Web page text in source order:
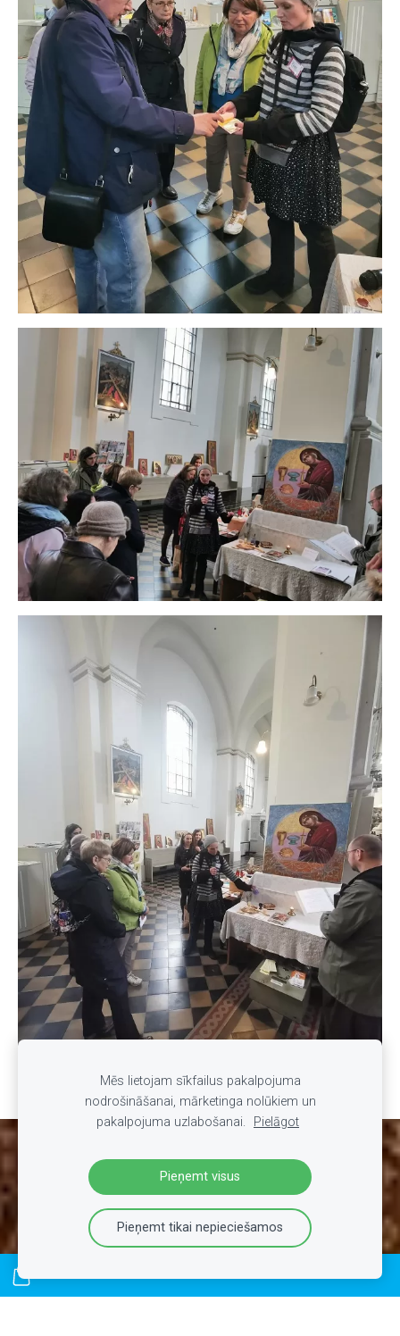
Mēs lietojam sīkfailus pakalpojuma
nodrošināšanai, mārketinga nolūkiem un
pakalpojuma uzlabošanai.
Pielāgot
Pieņemt visus
Pieņemt tikai nepieciešamos